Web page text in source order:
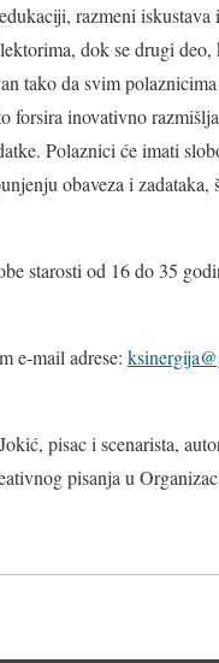
razmeni
dok se drugi
tako da svim
forsira inovativno
Polaznici će imati
obaveza i zadataka,
starosti od 16 do 35
e-mail adrese:
pisac i scenarista,
pisanja u